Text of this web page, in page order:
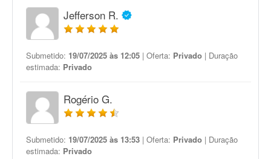
Jefferson R.
Submetido: 19/07/2025 às 12:05 | Oferta: Privado | Duração
estimada: Privado
Rogério G.
Submetido: 19/07/2025 às 13:53 | Oferta: Privado | Duração
estimada: Privado